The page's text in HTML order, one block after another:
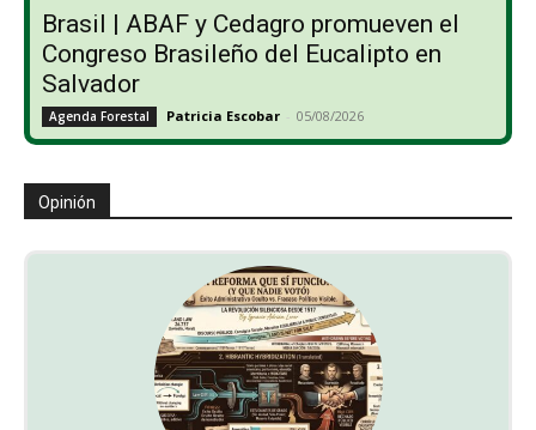
Brasil | ABAF y Cedagro promueven el
Congreso Brasileño del Eucalipto en
Salvador
Agenda Forestal Patricia Escobar - 05/08/2026
Opinión